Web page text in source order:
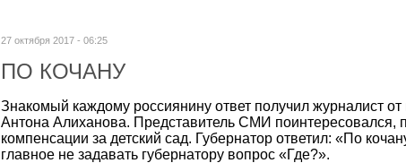
27 октября 2017 - 06:25
ПО КОЧАНУ
Знакомый каждому россиянину ответ получил журналист от
Антона Алиханова. Представитель СМИ поинтересовался,
компенсации за детский сад. Губернатор ответил: «По
главное не задавать губернатору вопрос «Где?».